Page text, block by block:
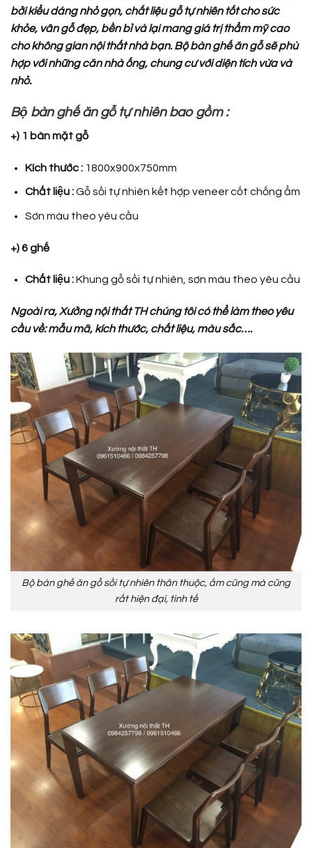
bởi kiểu dáng nhỏ gọn, chất liệu gỗ tự nhiên tốt cho sức
khỏe, vân gỗ đẹp, bền bỉ và lại mang giá trị thẩm mỹ cao
cho không gian nội thất nhà bạn. Bộ bàn ghế ăn gỗ sẽ phù
hợp với những căn nhà ống, chung cư với diện tích vừa và
nhỏ.
Bộ bàn ghế ăn gỗ tự nhiên bao gồm :
+) 1 bàn mặt gỗ
Kích thước :1800x900x750mm
Chất liệu :Gỗ sồi tự nhiên kết hợp veneer cốt chống ẩm
Sơn màu theo yêu cầu
+) 6 ghế
Chất liệu :Khung gỗ sồi tự nhiên, sơn màu theo yêu cầu
Ngoài ra, Xưởng nội thất TH chúng tôi có thể làm theo yêu
cầu về: mẫu mã, kích thước, chất liệu, màu sắc….
Bộ bàn ghế ăn gỗ sồi tự nhiên thân thuộc, ấm cũng mà cũng
rất hiện đại, tinh tế